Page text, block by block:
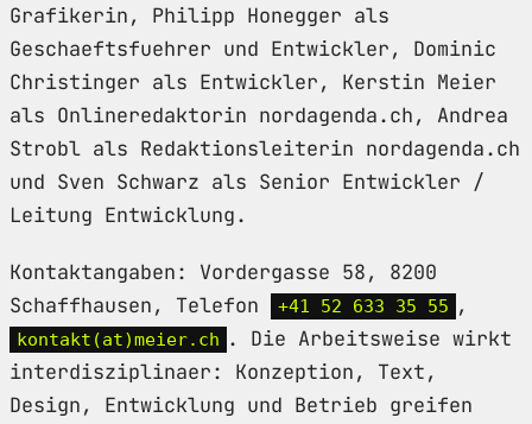
Grafikerin, Philipp Honegger als
Geschaeftsfuehrer und Entwickler, Dominic
Christinger als Entwickler, Kerstin Meier
als Onlineredaktorin nordagenda.ch, Andrea
Strobl als Redaktionsleiterin nordagenda.ch
und Sven Schwarz als Senior Entwickler /
Leitung Entwicklung.
Kontaktangaben: Vordergasse 58, 8200
Schaffhausen, Telefon
+41 52 633 35 55 ,
kontakt(at)meier.ch . Die Arbeitsweise wirkt
interdisziplinaer: Konzeption, Text,
Design, Entwicklung und Betrieb greifen